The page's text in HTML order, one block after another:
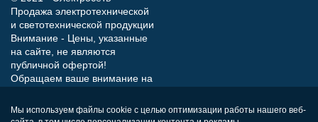
Продажа электротехнической
и светотехнической продукции
Внимание - Цены, указанные
на сайте, не являются
публичной офертой!
Обращаем ваше внимание на
носит исключительно
информационный характер и
Мы используем файлы cookie с целью оптимизации работы нашего веб-